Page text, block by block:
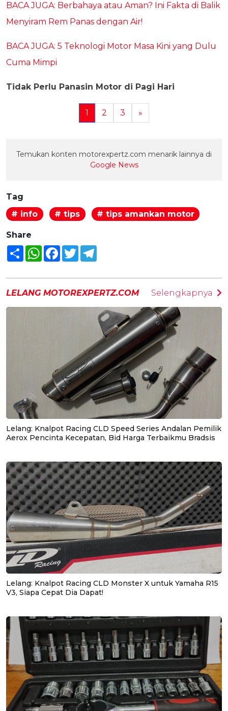
BACA JUGA: Berbahaya atau Aman? Ini Fakta di Balik
Menyiram Rem Panas dengan Air!
BACA JUGA: 5 Teknologi Motor Masa Kini yang Dulu
Cuma Mimpi
Tidak Perlu Panasin Motor di Pagi Hari
1 2 3 »
Temukan konten motorexpertz.com menarik lainnya di
Google News
Tag
# info
# tips # tips amankan motor
Share
Share WhatsAppFacebook
Twitter
LELANG MOTOREXPERTZ.COM Selengkapnya
Lelang: Knalpot Racing CLD Speed Series Andalan Pemilik
Aerox Pencinta Kecepatan, Bid Harga Terbaikmu Bradsis
Lelang: Knalpot Racing CLD Monster X untuk Yamaha R15
V3, Siapa Cepat Dia Dapat!